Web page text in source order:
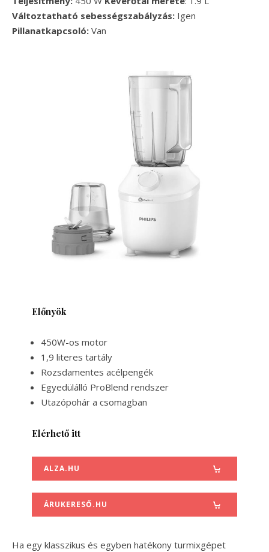
Változtatható sebességszabályzás: Igen
Pillanatkapcsoló: Van
Előnyök
450W-os motor
1,9 literes tartály
Rozsdamentes acélpengék
Egyedülálló ProBlend rendszer
Utazópohár a csomagban
Elérhető itt
ALZA.HU
ÁRUKERESŐ.HU
Ha egy klasszikus és egyben hatékony turmixgépet